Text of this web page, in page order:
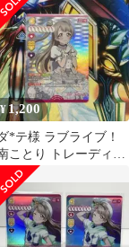
¥ 1,200
*テ様 ラブライブ！
ことり トレーディン
カード PLI-bp6-003-